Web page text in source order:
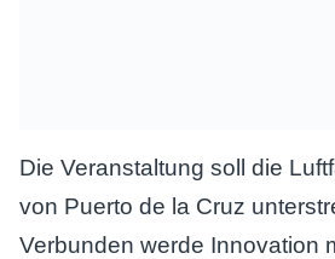
Die Veranstaltung soll die
von Puerto de la Cruz
Verbunden werde Innovation